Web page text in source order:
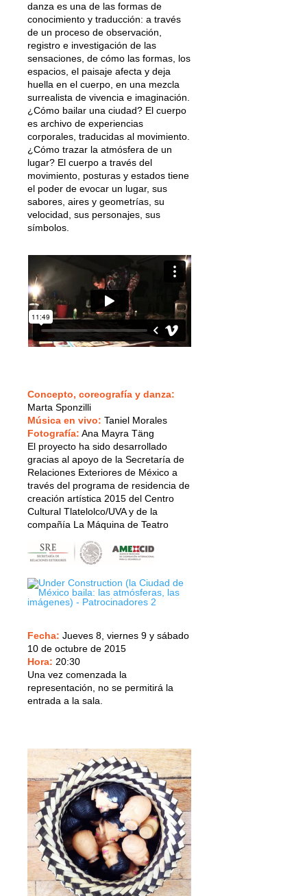
danza es una de las formas de
conocimiento y traducción: a través
de un proceso de observación,
registro e investigación de las
sensaciones, de cómo las formas, los
espacios, el paisaje afecta y deja
huella en el cuerpo, en una mezcla
surrealista de vivencia e imaginación.
¿Cómo bailar una ciudad? El cuerpo
es archivo de experiencias
corporales, traducidas al movimiento.
¿Cómo trazar la atmósfera de un
lugar? El cuerpo a través del
movimiento, posturas y estados tiene
el poder de evocar un lugar, sus
sabores, aires y geometrías, su
velocidad, sus personajes, sus
símbolos.
Concepto, coreografía y danza:
Marta Sponzilli
Música en vivo: Taniel Morales
Fotografía: Ana Mayra Täng
El proyecto ha sido desarrollado
gracias al apoyo de la Secretaría de
Relaciones Exteriores de México a
través del programa de residencia de
creación artística 2015 del Centro
Cultural Tlatelolco/UVA y de la
compañía La Máquina de Teatro
Fecha: Jueves 8, viernes 9 y sábado
10 de octubre de 2015
Hora: 20:30
Una vez comenzada la
representación, no se permitirá la
entrada a la sala.